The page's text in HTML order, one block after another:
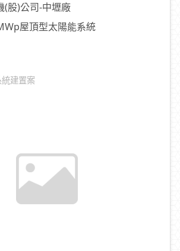
(股)公司-中壢廠
屋頂型太陽能系統
建置案